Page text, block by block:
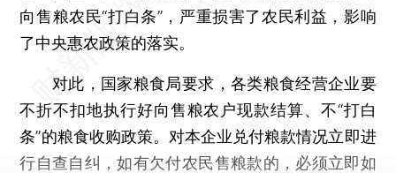
向售粮农民“打白条”，严重损害了农民利益，影响
了中央惠农政策的落实。
对此，国家粮食局要求，各类粮食经营企业要
不折不扣地执行好向售粮农户现款结算、不“打白
条”的粮食收购政策。对本企业兑付粮款情况立即进
行自查自纠，如有欠付农民售粮款的，必须立即如